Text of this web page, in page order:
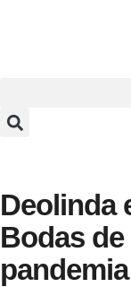
Deolinda
Bodas
pandemia